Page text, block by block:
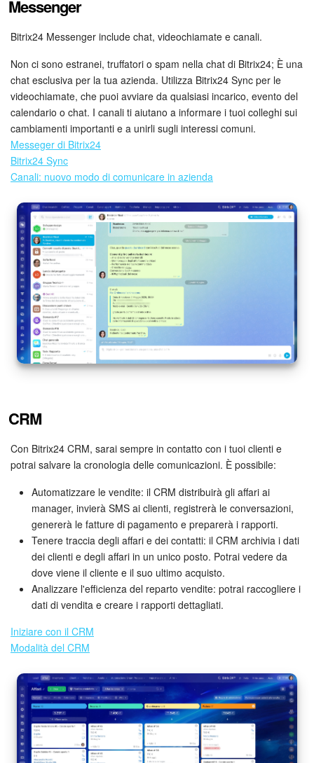
Firma elettronica per HR
Automazione
Flussi di lavoro
Marketing
Telefonia
Mio profilo
Impostazioni
Enterprise
Bitrix24 On-Premise
INIZIA GRATIS
ACCEDI
Messenger
Bitrix24 Messenger include chat, videochiamate e canali.
Non ci sono estranei, truffatori o spam nella chat di Bitrix24; È una
chat esclusiva per la tua azienda. Utilizza Bitrix24 Sync per le
videochiamate, che puoi avviare da qualsiasi incarico, evento del
calendario o chat. I canali ti aiutano a informare i tuoi colleghi sui
cambiamenti importanti e a unirli sugli interessi comuni.
Messeger di Bitrix24
Bitrix24 Sync
Canali: nuovo modo di comunicare in azienda
CRM
Con Bitrix24 CRM, sarai sempre in contatto con i tuoi clienti e
potrai salvare la cronologia delle comunicazioni. È possibile:
Automatizzare le vendite: il CRM distribuirà gli affari ai
manager, invierà SMS ai clienti, registrerà le conversazioni,
genererà le fatture di pagamento e preparerà i rapporti.
Tenere traccia degli affari e dei contatti: il CRM archivia i dati
dei clienti e degli affari in un unico posto. Potrai vedere da
dove viene il cliente e il suo ultimo acquisto.
Analizzare l'efficienza del reparto vendite: potrai raccogliere i
dati di vendita e creare i rapporti dettagliati.
Iniziare con il CRM
Modalità del CRM